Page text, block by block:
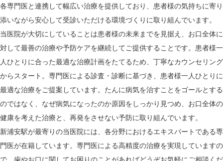
各専門医と連携して幅広い治療を提供しており、患者様の気持ちに寄り
添いながら安心して受診いただける環境づくりに取り組んでいます。
当医院が大切にしていることは患者様の未来までを見据え、お口全体に
対して最善の治療や予防ケアを継続してご提供することです。患者様一
人ひとりに合った最適な治療計画をたてるため、丁寧なカウンセリング
からスタート。専門医による診査・診断に基づき、患者様一人ひとりに
最適な治療をご提案しています。たんに病気を治すことをゴールとする
のではなく、なぜ病気になったのか原因をしっかり見つめ、お口全体の
健康を考えた治療と、再発をさせない予防に取り組んでいます。
新浦安駅が最寄りの当医院には、各分野におけるエキスパートである専
門医が在籍しています。専門医による高精度の治療を実現していますの